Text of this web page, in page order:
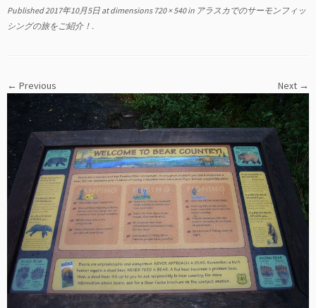
Published2017年10月5日 at dimensions720 × 540in アラスカでのサーモンフィッ
シングの旅をご紹介！ .
← Previous Next →